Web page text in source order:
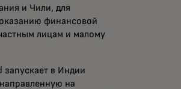
и Чили, для
финансовой
лицам и малому
в Индии
на